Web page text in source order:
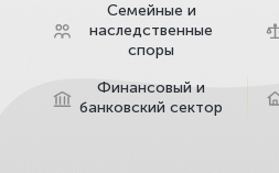
Семейные и
наследственные
споры
Финансовый и
банковский сектор